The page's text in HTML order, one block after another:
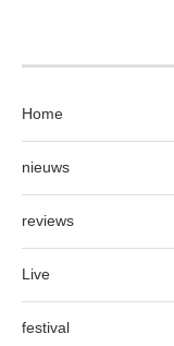
Home
nieuws
reviews
Live
festival